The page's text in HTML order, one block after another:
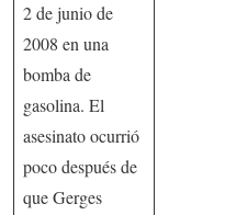
2 de junio de
2008 en una
bomba de
gasolina. El
asesinato ocurrió
poco después de
que Gerges